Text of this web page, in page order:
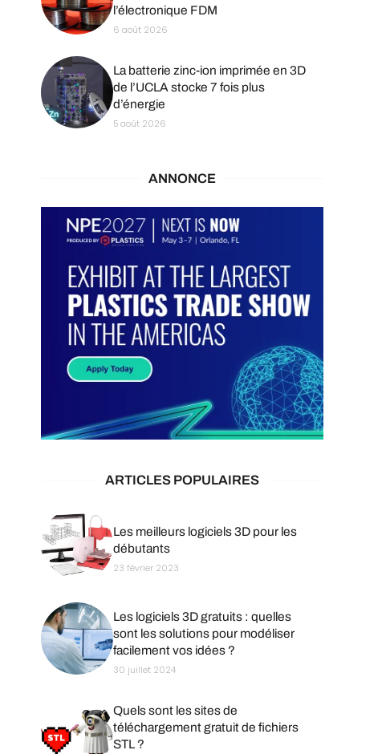
l’électronique FDM
6 août 2026
La batterie zinc-ion imprimée en 3D
de l’UCLA stocke 7 fois plus
d’énergie
5 août 2026
ANNONCE
ARTICLES POPULAIRES
Les meilleurs logiciels 3D pour les
débutants
23 février 2023
Les logiciels 3D gratuits : quelles
sont les solutions pour modéliser
facilement vos idées ?
30 juillet 2024
Quels sont les sites de
téléchargement gratuit de fichiers
STL ?